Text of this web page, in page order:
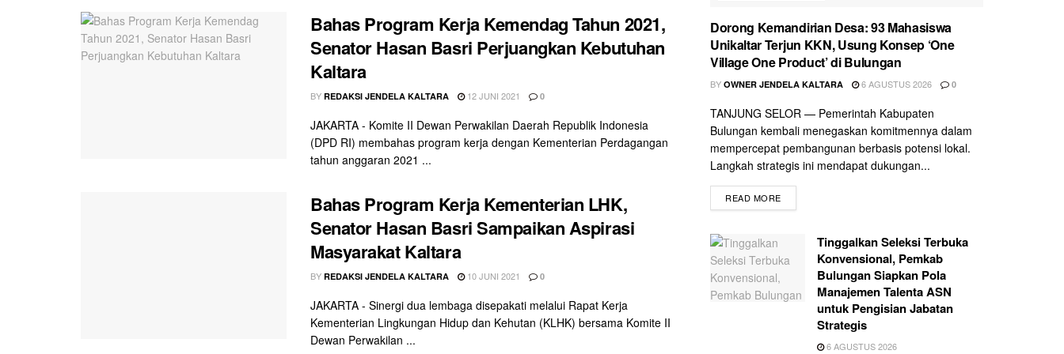
Bahas Program Kerja Kemendag Tahun 2021,
Senator Hasan Basri Perjuangkan Kebutuhan
Kaltara
BY REDAKSI JENDELA KALTARA 12 JUNI 2021 0
JAKARTA - Komite II Dewan Perwakilan Daerah Republik Indonesia
(DPD RI) membahas program kerja dengan Kementerian Perdagangan
tahun anggaran 2021 ...
Bahas Program Kerja Kementerian LHK,
Senator Hasan Basri Sampaikan Aspirasi
Masyarakat Kaltara
BY REDAKSI JENDELA KALTARA 10 JUNI 2021 0
JAKARTA - Sinergi dua lembaga disepakati melalui Rapat Kerja
Kementerian Lingkungan Hidup dan Kehutan (KLHK) bersama Komite II
Dewan Perwakilan ...
Dorong Kemandirian Desa: 93 Mahasiswa
Unikaltar Terjun KKN, Usung Konsep ‘One
Village One Product’ di Bulungan
BY OWNER JENDELA KALTARA 6 AGUSTUS 2026 0
TANJUNG SELOR — Pemerintah Kabupaten
Bulungan kembali menegaskan komitmennya dalam
mempercepat pembangunan berbasis potensi lokal.
Langkah strategis ini mendapat dukungan...
READ MORE
Tinggalkan Seleksi Terbuka
Konvensional, Pemkab
Bulungan Siapkan Pola
Manajemen Talenta ASN
untuk Pengisian Jabatan
Strategis
6 AGUSTUS 2026